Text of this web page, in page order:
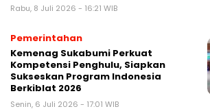
Rabu, 8 Juli 2026 - 16:21 WIB
Pemerintahan
‎Kemenag Sukabumi Perkuat
Kompetensi Penghulu, Siapkan
Sukseskan Program Indonesia
Berkiblat 2026
Senin, 6 Juli 2026 - 17:01 WIB